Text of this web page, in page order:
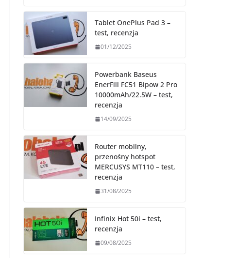
Tablet OnePlus Pad 3 –
test, recenzja
01/12/2025
Powerbank Baseus
EnerFill FC51 Bipow 2 Pro
10000mAh/22.5W – test,
recenzja
14/09/2025
Router mobilny,
przenośny hotspot
MERCUSYS MT110 – test,
recenzja
31/08/2025
Infinix Hot 50i – test,
recenzja
09/08/2025